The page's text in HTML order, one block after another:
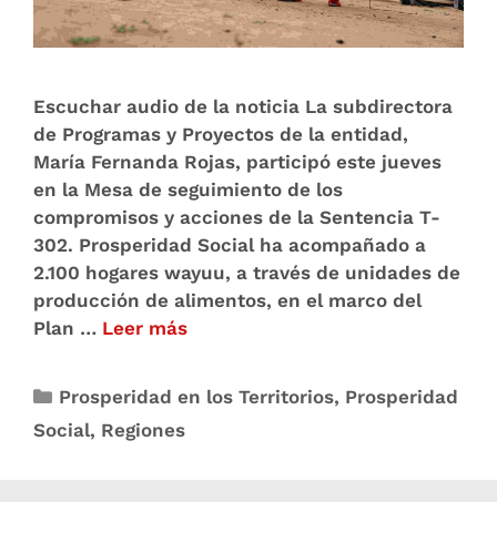
Escuchar audio de la noticia La subdirectora
de Programas y Proyectos de la entidad,
María Fernanda Rojas, participó este jueves
en la Mesa de seguimiento de los
compromisos y acciones de la Sentencia T-
302. Prosperidad Social ha acompañado a
2.100 hogares wayuu, a través de unidades de
producción de alimentos, en el marco del
Plan … Leer más
Prosperidad en los Territorios, Prosperidad
Social, Regiones